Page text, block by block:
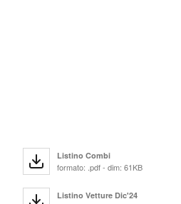
Listino Combi
formato: .pdf - dim: 61KB
Listino Vetture Dic'24